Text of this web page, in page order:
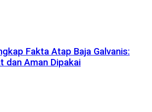
Fakta Atap Baja Galvanis:
dan Aman Dipakai